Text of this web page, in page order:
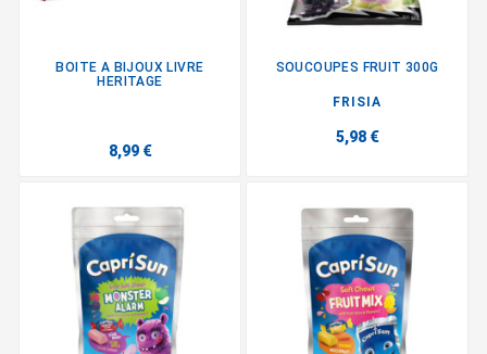
BOITE A BIJOUX LIVRE
HERITAGE
8,99 €
SOUCOUPES FRUIT 300G
FRISIA
5,98 €